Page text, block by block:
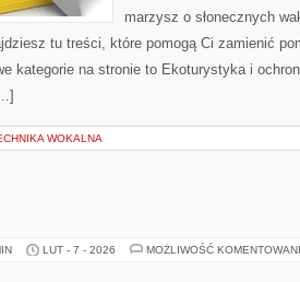
marzysz o słonecznych
tu treści, które pomogą Ci zamienić
kategorie na stronie to Ekoturystyka i
WOKALNA
LUT - 7 - 2026 MOŻLIWOŚĆ